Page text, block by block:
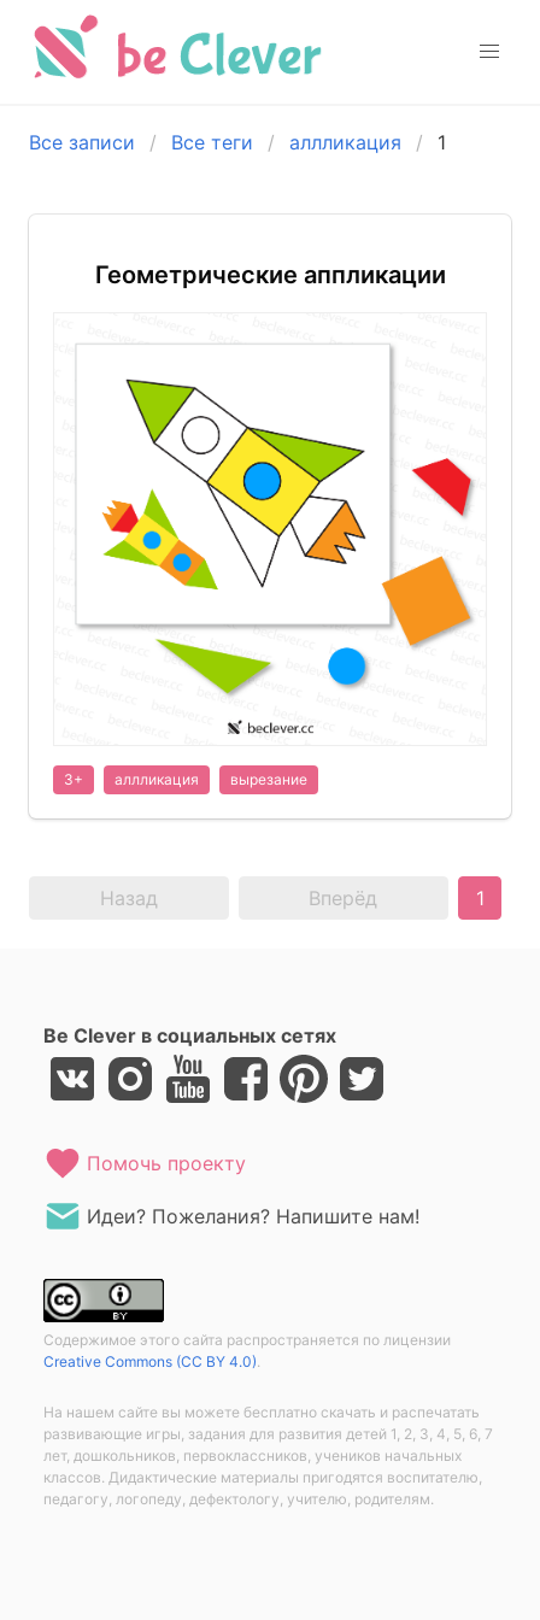
Все записи Все теги аллликация 1
Геометрические аппликации
3+ аллликация вырезание
Назад Вперёд 1
Be Clever в социальных сетях
Помочь проекту
Идеи? Пожелания? Напишите нам!
Содержимое этого сайта распространяется по лицензии
Creative Commons (CC BY 4.0)
На нашем сайте вы можете бесплатно скачать и распечатать
развивающие игры, задания для развития детей 1, 2, 3, 4, 5, 6, 7
лет, дошкольников, первоклассников, учеников начальных
классов. Дидактические материалы пригодятся воспитателю,
педагогу, логопеду, дефектологу, учителю, родителям.